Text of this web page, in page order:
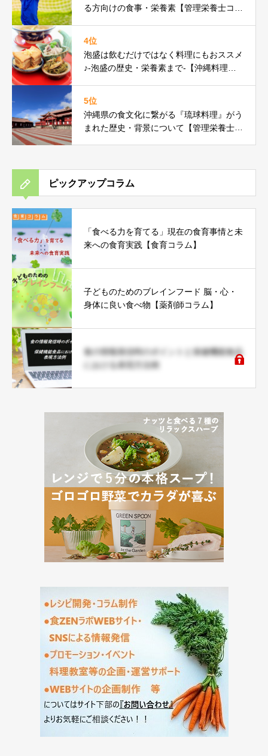
る方向けの食事・栄養素【管理栄養士コラ
4位
泡盛は飲むだけではなく料理にもおススメ
♪-泡盛の歴史・栄養素まで-【沖縄料理研
5位
沖縄県の食文化に繋がる『琉球料理』がう
まれた歴史・背景について【管理栄養士コ
ピックアップコラム
「食べる力を育てる」現在の食育事情と未
来への食育実践【食育コラム】
子どものためのブレインフード 脳・心・
身体に良い食べ物【薬剤師コラム】
食の情報発信時のポイントと保健機能食品
における表現方法例